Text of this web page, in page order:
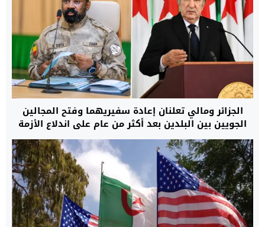
الجزائر ومالي تعلنان إعادة سفيريهما وفتح المجالين
الجويين بين البلدين بعد أكثر من عام على اندلاع الأزمة
الدبلوماسية بينهما